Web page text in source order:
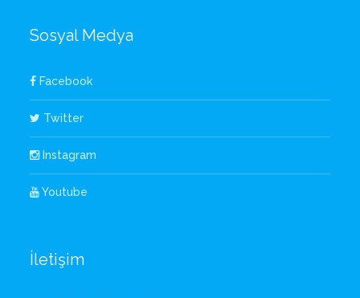
Sosyal Medya
Facebook
Twitter
Instagram
Youtube
İletişim